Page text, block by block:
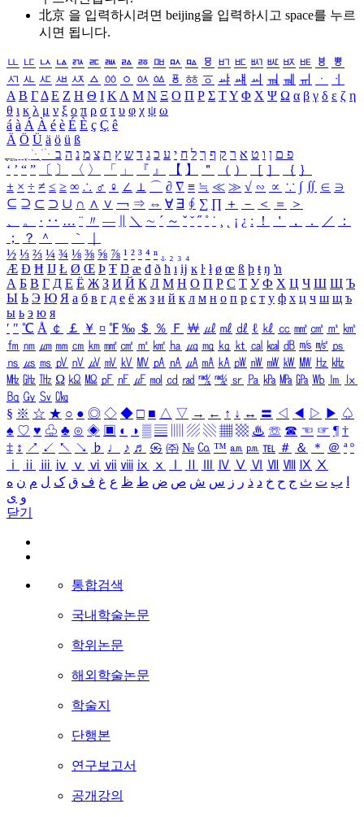
北京 을 입력하시려면 beijing을 입력하시고 space를 누르
시면 됩니다.
ㅥ ㅦ ㅧ ㅨ ㅩ ㅪ ㅫ ㅬ ㅭ ㅮ ㅯ ㅰ ㅱ ㅲ ㅳ ㅴ ㅵ ㅶ ㅷ ㅸ
ㅹ
ㅺ ㅻ ㅼ ㅽ ㅾ ㅿ ㆀ ㆁ ㆂ ㆃ ㆄ ㆅ ㆆ ㆇ ㆈ ㆉ ㆊ ㆋ ㆌ ㆍ
ㆎ
Α Β ΓΔ Ε Ζ Η Θ Ι ΚΛ Μ Ν Ξ Ο Π Ρ Σ ΤΥ Φ Χ Ψ Ω α β γ δ ε ζ η
θ ι κ λ μ ν ξ ο π ρ σ τ υ φ χ ψ ω
á à Á À é è É È ç Ç ê
Ä Ö Ü ä ö ü ß
ִֶֹ ֻּ ׁׂ פ ם ן ו ט א ר ק ף ך ל ח י ע כ ג ד ש ץ ת צ מ נ ה ב
‘ ’ “ ” 〔 〕 〈 〉 「 」 『 』 【 】 ＂ （ ） ［ ］ ｛ ｝
± × ÷ ≠ ≤ ≥ ∞ ∴ ♂ ♀ ∠ ⊥ ⌒ ∂ ∇ ≡ ≒ ≪ ≫ √ ∽ ∝ ∵ ∫ ∬ ∈ ∋
⊆ ⊇ ⊂ ⊃ ∪ ∩ ∧ ∨ ￢ ⇒ ⇔ ∀ ∃ ∮ ∑ ∏ ＋ － ＜ ＝
＞
、
。 · ‥ … ¨ 〃 ― ＼ ∼ ´ ～ ˇ ˘ ˝ ˚ ˙ ¸ ¡ ¿ ː ！ ＇ ， ． ／
：
；
？ ＾ ｀
½ ⅓ ⅔ ¼ ¾ ⅛ ⅜ ⅝ ⅞ ¹ ² ³ ⁴ ⁿ ₁ ₂ ₃ ₄
Æ Ð Ħ Ĳ Ł Ø Œ Þ Ŧ Ŋ æ đ ð ħ ı ĳ ĸ ŀ ł ø œ ß þ ŧ ŋ ŉ
А Б В Г Д Е Ё Ж З И Й К Л М Н О П Р С Т У Ф Х Ц Ч Ш Щ Ъ
Ы Ь Э Ю Я а б в г д е ё ж з и й к л м н о п р с т у ф х ц ч ш щ ъ
ы ь э ю я
′ ″ ℃ Å ￠ ￡ ￥ ¤ ℉ ‰ ＄ ％ Ｆ ￦ ㎕ ㎖ ㎗ ℓ ㎘ ㏄ ㎣ ㎤ ㎥ ㎦
㎙ ㎚ ㎛ ㎜ ㎝ ㎞ ㎟ ㎠ ㎡ ㎢ ㏊ ㎍ ㎎ ㎏ ㏏ ㎈ ㎉ ㏈ ㎧ ㎨ ㎰
㎱ ㎲ ㎳ ㎴ ㎵ ㎶ ㎷ ㎸ ㎹ ㎀ ㎁ ㎂ ㎃ ㎄ ㎺ ㎻ ㎽ ㎾ ㎿ ㎐ ㎑
㎒ ㎓ ㎔ Ω ㏀ ㏁ ㎊ ㎋ ㎌ ㏖ ㏅ ㎭ ㎮ ㎯ ㏛ ㎩ ㎪ ㎫ ㎬ ㏝ ㏐
㏓
㏃ ㏉ ㏜ ㏆
§ ※ ☆ ★ ○ ● ◎ ◇ ◆ □ ■ △ ▽ → ← ↑ ↓ ↔ 〓 ◁ ◀ ▷ ▶ ♤
♠ ♡ ♥ ♧ ♣ ⊙ ◈ ▣ ◐ ◑ ▒ ▤ ▨ ▧ ▦ ▩ ♨ ☏ ☎ ☜ ☞ ¶ †
‡ ↕ ↗ ↙ ↖ ↘ ♭ ♩ ♪ ♬ ㉿ ㈜ № ㏇ ™ ㏂ ㏘ ℡ ＃ ＆ ＊ ＠ ª º
ⅰ
ⅱ ⅲ ⅳ ⅴ ⅵ ⅶ ⅷ ⅸ ⅹ Ⅳ Ⅴ Ⅵ Ⅶ Ⅷ Ⅸ Ⅹ
ب ت ث ج ح خ د ذ ر ز س ش ص ض ط ظ ع غ ف ق ک ل م ن ه
و ی
닫기
통합검색
국내학술논문
학위논문
해외학술논문
학술지
단행본
연구보고서
공개강의